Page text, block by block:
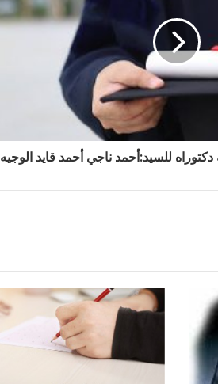
للسيد:أحمد ناجي أحمد قايد الوجيه